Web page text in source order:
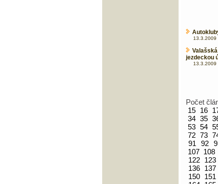
13.3.2009
jezdeckou
13.3.2009
Počet
15 16
34 35
53 54
72 73
91
92
107 108
122
123
136
137
150
151